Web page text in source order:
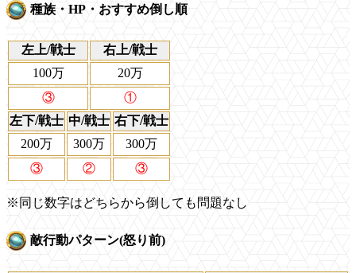
種族・HP・おすすめ倒し順
左上/戦士
右上/戦士
100万
20万
③
①
左下/戦士 中/戦士 右下/戦士
200万
300万
300万
③
② ③
※同じ数字はどちらから倒しても問題なし
敵行動パターン(怒り前)